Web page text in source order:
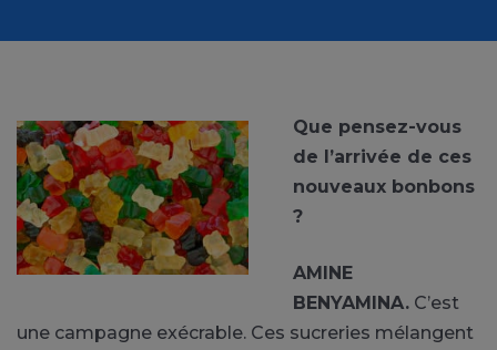
Que pensez-vous
de l’arrivée de ces
nouveaux bonbons
?
AMINE
BENYAMINA. C’est
une campagne exécrable. Ces sucreries mélangent